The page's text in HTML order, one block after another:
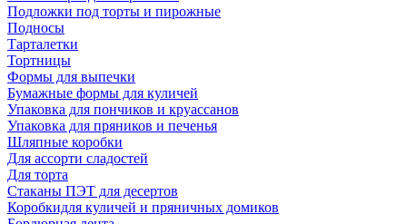
Подложки под торты и пирожные
Подносы
Тарталетки
Тортницы
Формы для выпечки
Бумажные формы для куличей
Упаковка для пончиков и круассанов
Упаковка для пряников и печенья
Шляпные коробки
Для ассорти сладостей
Для торта
Стаканы ПЭТ для десертов
Коробкидля куличей и пряничных домиков